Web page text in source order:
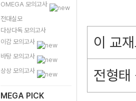
OMEGA 모의고사
전대실모
다상다독 모의고사
이감 모의고사
바탕 모의고사
상상 모의고사
MEGA PICK
이 교
전형